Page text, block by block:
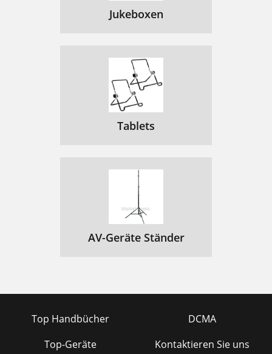
Jukeboxen
Tablets
AV-Geräte Ständer
Top Handbücher
Top-Geräte
DCMA
Kontaktieren Sie uns